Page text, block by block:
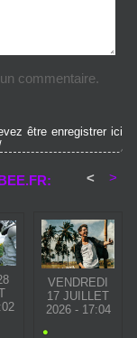
commentaire.
être enregistrer ici
< >
VENDREDI
17 JUILLET
2026 - 17:04